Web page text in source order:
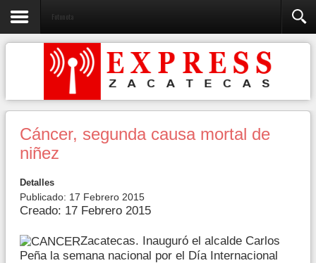
Fotonota
Cáncer, segunda causa mortal de
niñez
Detalles
Publicado: 17 Febrero 2015
Creado: 17 Febrero 2015
Zacatecas. Inauguró el alcalde Carlos
Peña la semana nacional por el Día Internacional